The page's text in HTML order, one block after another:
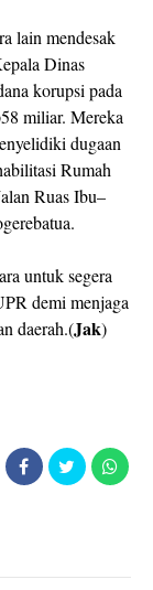
lain mendesak
Dinas
korupsi pada
miliar. Mereka
dugaan
Rumah
Ruas Ibu–
untuk segera
demi menjaga
daerah.(Jak)